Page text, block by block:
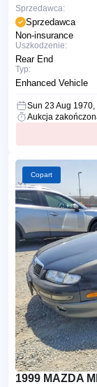
Sprzedawca:
Sprzedawca
Non-insurance
Uszkodzenie:
Rear End
Typ:
Enhanced Vehicle
Sun 23 Aug 1970,
Aukcja
Copart
1999 MAZDA